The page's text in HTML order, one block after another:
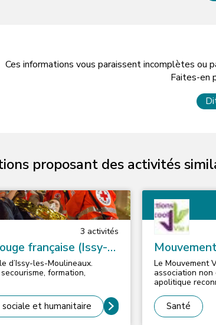
Ces informations vous paraissent incomplètes ou
Faites-en
proposant des activités
3 activités
française (Issy-
d’Issy-les-Moulineaux.
formation,
et humanitaire
Le Mouvement
association
apolitique
abstinents
leurs proches
afin
Santé